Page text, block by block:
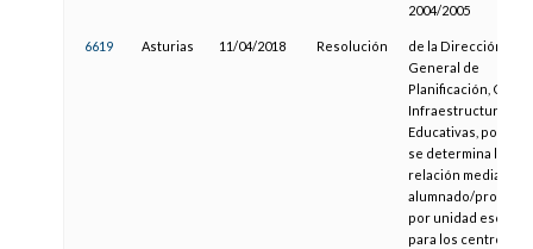
2004/2005
6619 Asturias 11/04/2018 Resolución
de la Dirección
General de
Planificación,
Infraestructuras
Educativas, por la
se determina la
relación media
alumnado/
por unidad escolar
para los centros